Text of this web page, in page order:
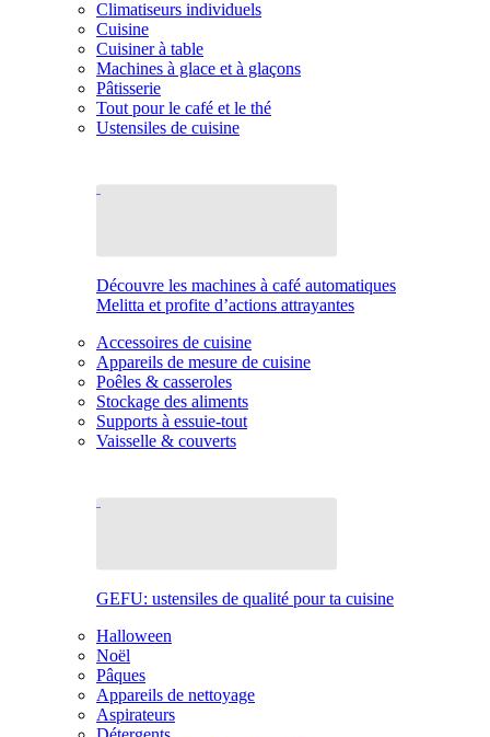
Climatiseurs individuels
Cuisine
Cuisiner à table
Machines à glace et à glaçons
Pâtisserie
Tout pour le café et le thé
Ustensiles de cuisine
Découvre les machines à café automatiques
Melitta et profite d’actions attrayantes
Accessoires de cuisine
Appareils de mesure de cuisine
Poêles & casseroles
Stockage des aliments
Supports à essuie-tout
Vaisselle & couverts
GEFU: ustensiles de qualité pour ta cuisine
Halloween
Noël
Pâques
Appareils de nettoyage
Aspirateurs